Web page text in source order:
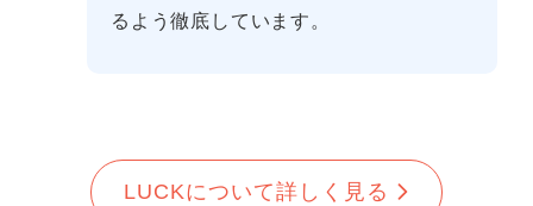
るよう徹底しています。
LUCKについて詳しく見る